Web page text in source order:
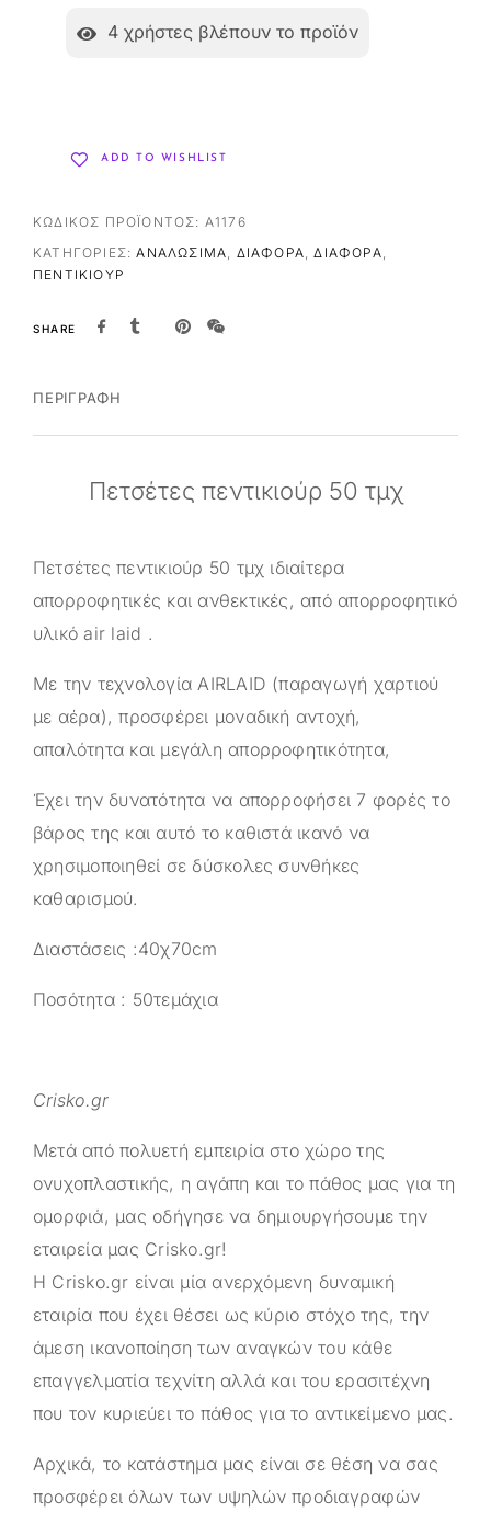
4 χρήστες βλέπουν το προϊόν
ADD TO WISHLIST
ΚΩΔΙΚΌΣ ΠΡΟΪΌΝΤΟΣ: A1176
ΚΑΤΗΓΟΡΊΕΣ:ΑΝΑΛΏΣΙΜΑ ΔΙΆΦΟΡΑ ,ΔΙΆΦΟΡΑ
ΠΕΝΤΙΚΙΟΎΡ
SHARE
ΠΕΡΙΓΡΑΦΉ
Πετσέτες πεντικιούρ 50 τμχ
Πετσέτες πεντικιούρ 50 τμχ ιδιαίτερα
απορροφητικές και ανθεκτικές, από απορροφητικό
υλικό air laid .
Με την τεχνολογία AIRLAID (παραγωγή χαρτιού
με αέρα), προσφέρει μοναδική αντοχή,
απαλότητα και μεγάλη απορροφητικότητα,
Έχει την δυνατότητα να απορροφήσει 7 φορές το
βάρος της και αυτό το καθιστά ικανό να
χρησιμοποιηθεί σε δύσκολες συνθήκες
καθαρισμού.
Διαστάσεις :40χ70cm
Ποσότητα : 50τεμάχια
Crisko.gr
Μετά από πολυετή εμπειρία στο χώρο της
ονυχοπλαστικής, η αγάπη και το πάθος μας για τη
ομορφιά, μας οδήγησε να δημιουργήσουμε την
εταιρεία μας Crisko.gr!
Η Crisko.gr είναι μία ανερχόμενη δυναμική
εταιρία που έχει θέσει ως κύριο στόχο της, την
άμεση ικανοποίηση των αναγκών του κάθε
επαγγελματία τεχνίτη αλλά και του ερασιτέχνη
που τον κυριεύει το πάθος για το αντικείμενο μας.
Αρχικά, το κατάστημα μας είναι σε θέση να σας
προσφέρει όλων των υψηλών προδιαγραφών